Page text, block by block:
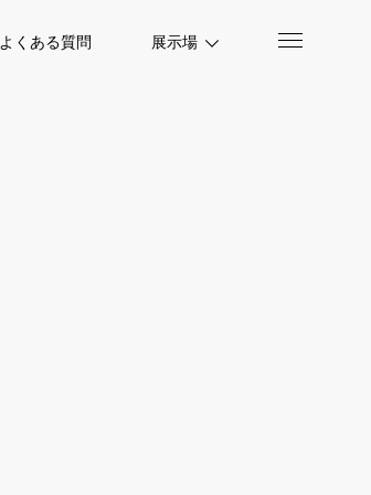
よくある質問 展示場